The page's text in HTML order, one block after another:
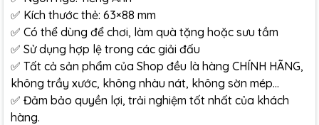
✅ Kích thước thẻ: 63×88 mm
✅ Có thể dùng để chơi, làm quà tặng hoặc sưu tầm
✅ Sử dụng hợp lệ trong các giải đấu
✅ Tất cả sản phẩm của Shop đều là hàng CHÍNH HÃNG,
không trầy xước, không nhàu nát, không sờn mép…
✅ Đảm bảo quyền lợi, trải nghiệm tốt nhất của khách
hàng.